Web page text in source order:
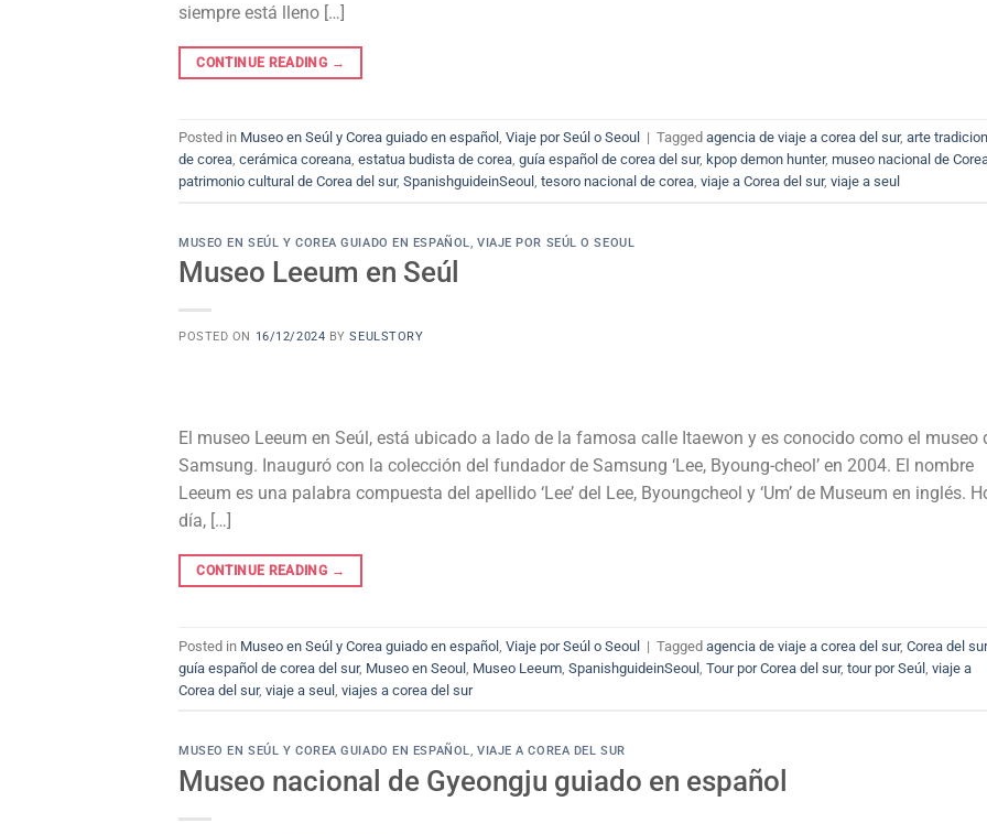
siempre está lleno […]
CONTINUE READING →
Posted in Museo en Seúl y Corea guiado en español , Viaje por Seúl o Seoul | Tagged agencia de viaje a corea del sur, arte
de corea, cerámica coreana, estatua budista de corea, guía español de corea del sur, kpop demon hunter, museo nacional de
patrimonio cultural de Corea del sur, SpanishguideinSeoul , tesoro nacional de corea, viaje a Corea del sur, viaje a seul
MUSEO EN SEÚL Y COREA GUIADO EN ESPAÑOL, VIAJE POR SEÚL O SEOUL
Museo Leeum en Seúl
POSTED ON 16/12/2024 BYSEULSTORY
El museo Leeum en Seúl, está ubicado a lado de la famosa calle Itaewon y es conocido como el museo
Samsung. Inauguró con la colección del fundador de Samsung ‘Lee, Byoung-cheol’ en 2004. El nombre
Leeum es una palabra compuesta del apellido ‘Lee’ del Lee, Byoungcheol y ‘Um’ de Museum en inglés.
día, […]
CONTINUE READING →
Posted in Museo en Seúl y Corea guiado en español Viaje por Seúl o Seoul | Tagged agencia de viaje a corea del sur, Corea del sur
guía español de corea del sur, Museo en Seoul Museo Leeum SpanishguideinSeoul Tour por Corea del sur, tour por Seúl viaje a
Corea del sur, viaje a seul viajes a corea del sur
MUSEO EN SEÚL Y COREA GUIADO EN ESPAÑOL, VIAJE A COREA DEL SUR
Museo nacional de Gyeongju guiado en español